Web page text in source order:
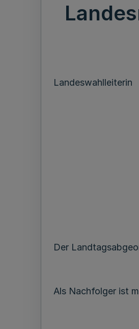
Landeswahlleiterin
Der
Als Nachfolger ist